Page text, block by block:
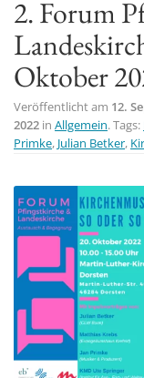
2. Forum
Oktober
Veröffentlicht am 12.
2022 in Allgemein. Tags:
Primke, Julian Betker,